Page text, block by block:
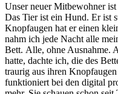
Unser neuer Mitbewohner
Das Tier ist ein Hund. Er ist
Knopfaugen hat er einen
nahm ich jede Nacht alle
Bett. Alle, ohne Ausnahme.
hatte, dachte ich, die des
traurig aus ihren
funktioniert bei den digital